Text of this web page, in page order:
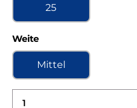
25
Weiteauswählen
Mittel
Produkt Anzahl: Gib